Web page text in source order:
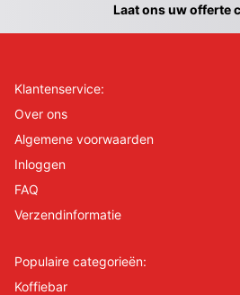
Laat ons uw offerte
Klantenservice:
Over ons
Algemene voorwaarden
Inloggen
FAQ
Verzendinformatie
Populaire categorieën:
Koffiebar